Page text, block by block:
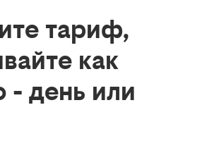
тариф,
как
- день или